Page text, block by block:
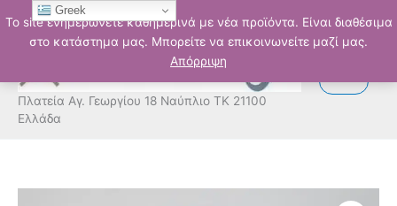
Το site ενημερώνετε καθημερινά με νέα προϊόντα. Είναι διαθέσιμα
στο κατάστημα μας. Μπορείτε να επικοινωνείτε μαζί μας.
Απόρριψη
Μετάβαση
στο
περιεχόμενο
Πλατεία Αγ. Γεωργίου 18 Ναύπλιο ΤΚ 21100
Ελλάδα
Greek